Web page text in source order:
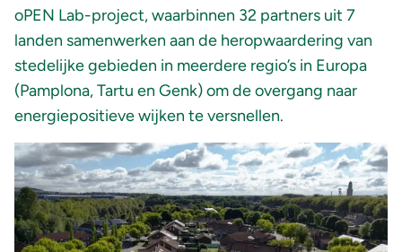
oPEN Lab-project, waarbinnen 32 partners uit 7
landen samenwerken aan de heropwaardering van
stedelijke gebieden in meerdere regio’s in Europa
(Pamplona, Tartu en Genk) om de overgang naar
energiepositieve wijken te versnellen.